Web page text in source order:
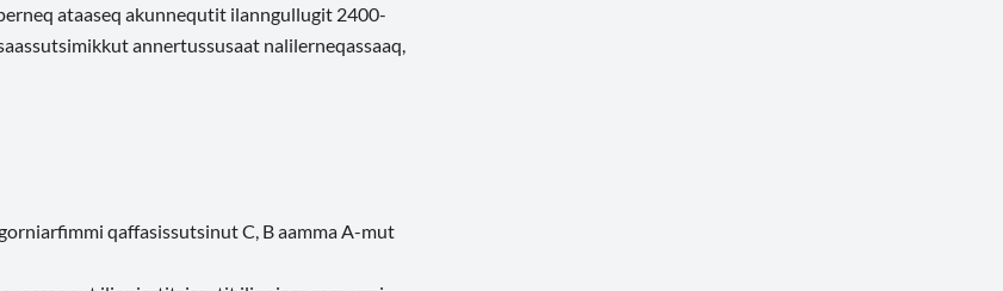
ataaseq akunnequtit ilanngullugit 2400-
annertussusaat nalilerneqassaaq,
qaffasissutsinut C, B aamma A-mut